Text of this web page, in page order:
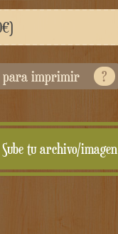
para imprimir ?
Sube tu archivo/imagen